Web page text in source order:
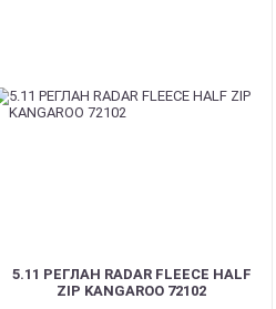
5.11 РЕГЛАН RADAR FLEECE HALF
ZIP KANGAROO 72102